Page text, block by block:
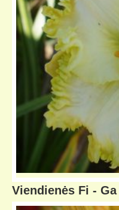
Viendienės Fi - Ga